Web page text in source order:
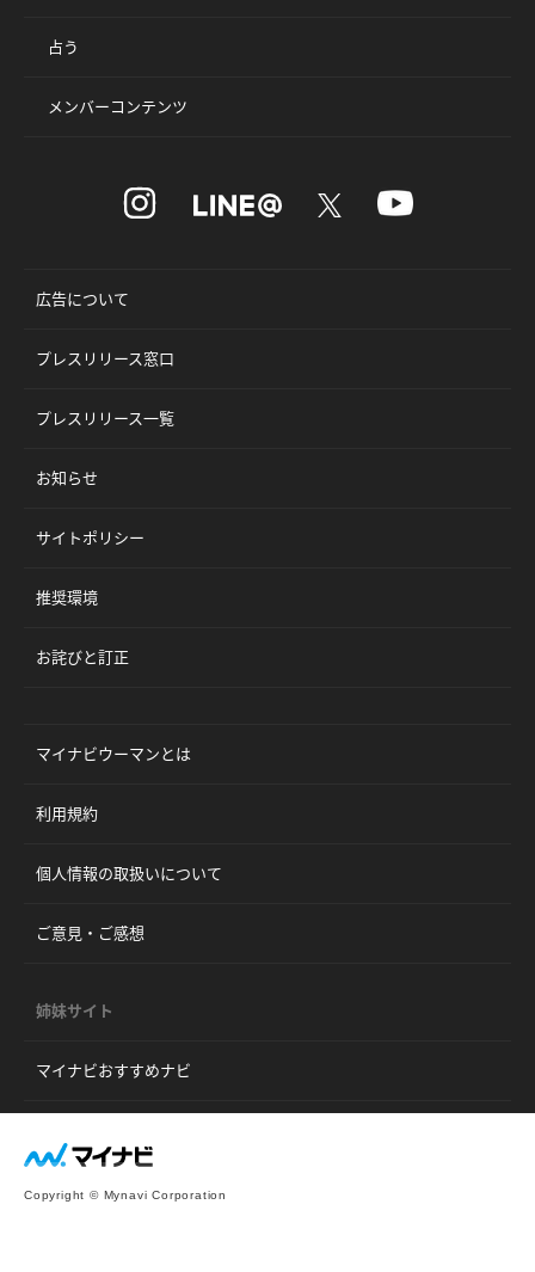
占う
メンバーコンテンツ
広告について
プレスリリース窓口
プレスリリース一覧
お知らせ
サイトポリシー
推奨環境
お詫びと訂正
マイナビウーマンとは
利用規約
個人情報の取扱いについて
ご意見・ご感想
姉妹サイト
マイナビおすすめナビ
Copyright © Mynavi Corporation